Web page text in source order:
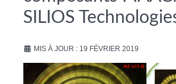
SILIOS
MIS À JOUR : 19 FÉVRIER 2019